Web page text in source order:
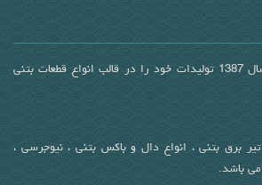
شرکت امیر کردستان از سال 1387 تولیدات خود را در قالب انواع قطعات بتنی
برق بتنی ، انواع دال و باکس بتنی ، نیوجرسی ،
می باشد.